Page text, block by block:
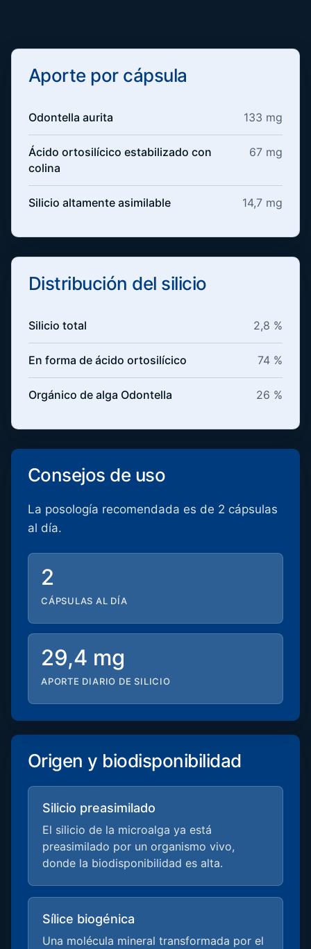
Aporte por cápsula
Odontella aurita 133 mg
Ácido ortosilícico estabilizado con
colina
67 mg
Silicio altamente asimilable 14,7 mg
Distribución del silicio
Silicio total 2,8 %
En forma de ácido ortosilícico 74 %
Orgánico de alga Odontella 26 %
Consejos de uso
La posología recomendada es de 2 cápsulas
al día.
2
CÁPSULAS AL DÍA
29,4 mg
APORTE DIARIO DE SILICIO
Origen y biodisponibilidad
Silicio preasimilado
El silicio de la microalga ya está
preasimilado por un organismo vivo,
donde la biodisponibilidad es alta.
Sílice biogénica
Una molécula mineral transformada por el